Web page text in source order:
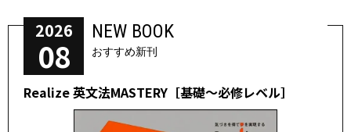
2026
08
NEW BOOK
おすすめ新刊
Realize 英文法MASTERY［基礎～必修レベル］